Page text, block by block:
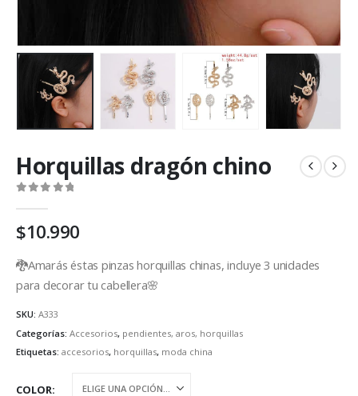
Horquillas dragón chino
$10.990
🐉Amarás éstas pinzas horquillas chinas, incluye 3 unidades
para decorar tu cabellera🌸
SKU: A333
Categorías: Accesorios, pendientes, aros, horquillas
Etiquetas: accesorios, horquillas, moda china
COLOR